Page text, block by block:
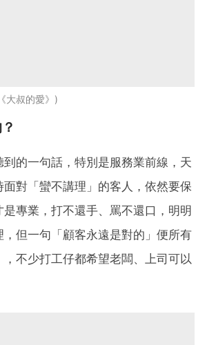
叔的愛》
的一句話，特別是服務業前線，天
對「蠻不講理」的客人，依然要保
專業，打不還手、罵不還口，明明
但一句「顧客永遠是對的」便所有
不少打工仔都希望老闆、上司可以